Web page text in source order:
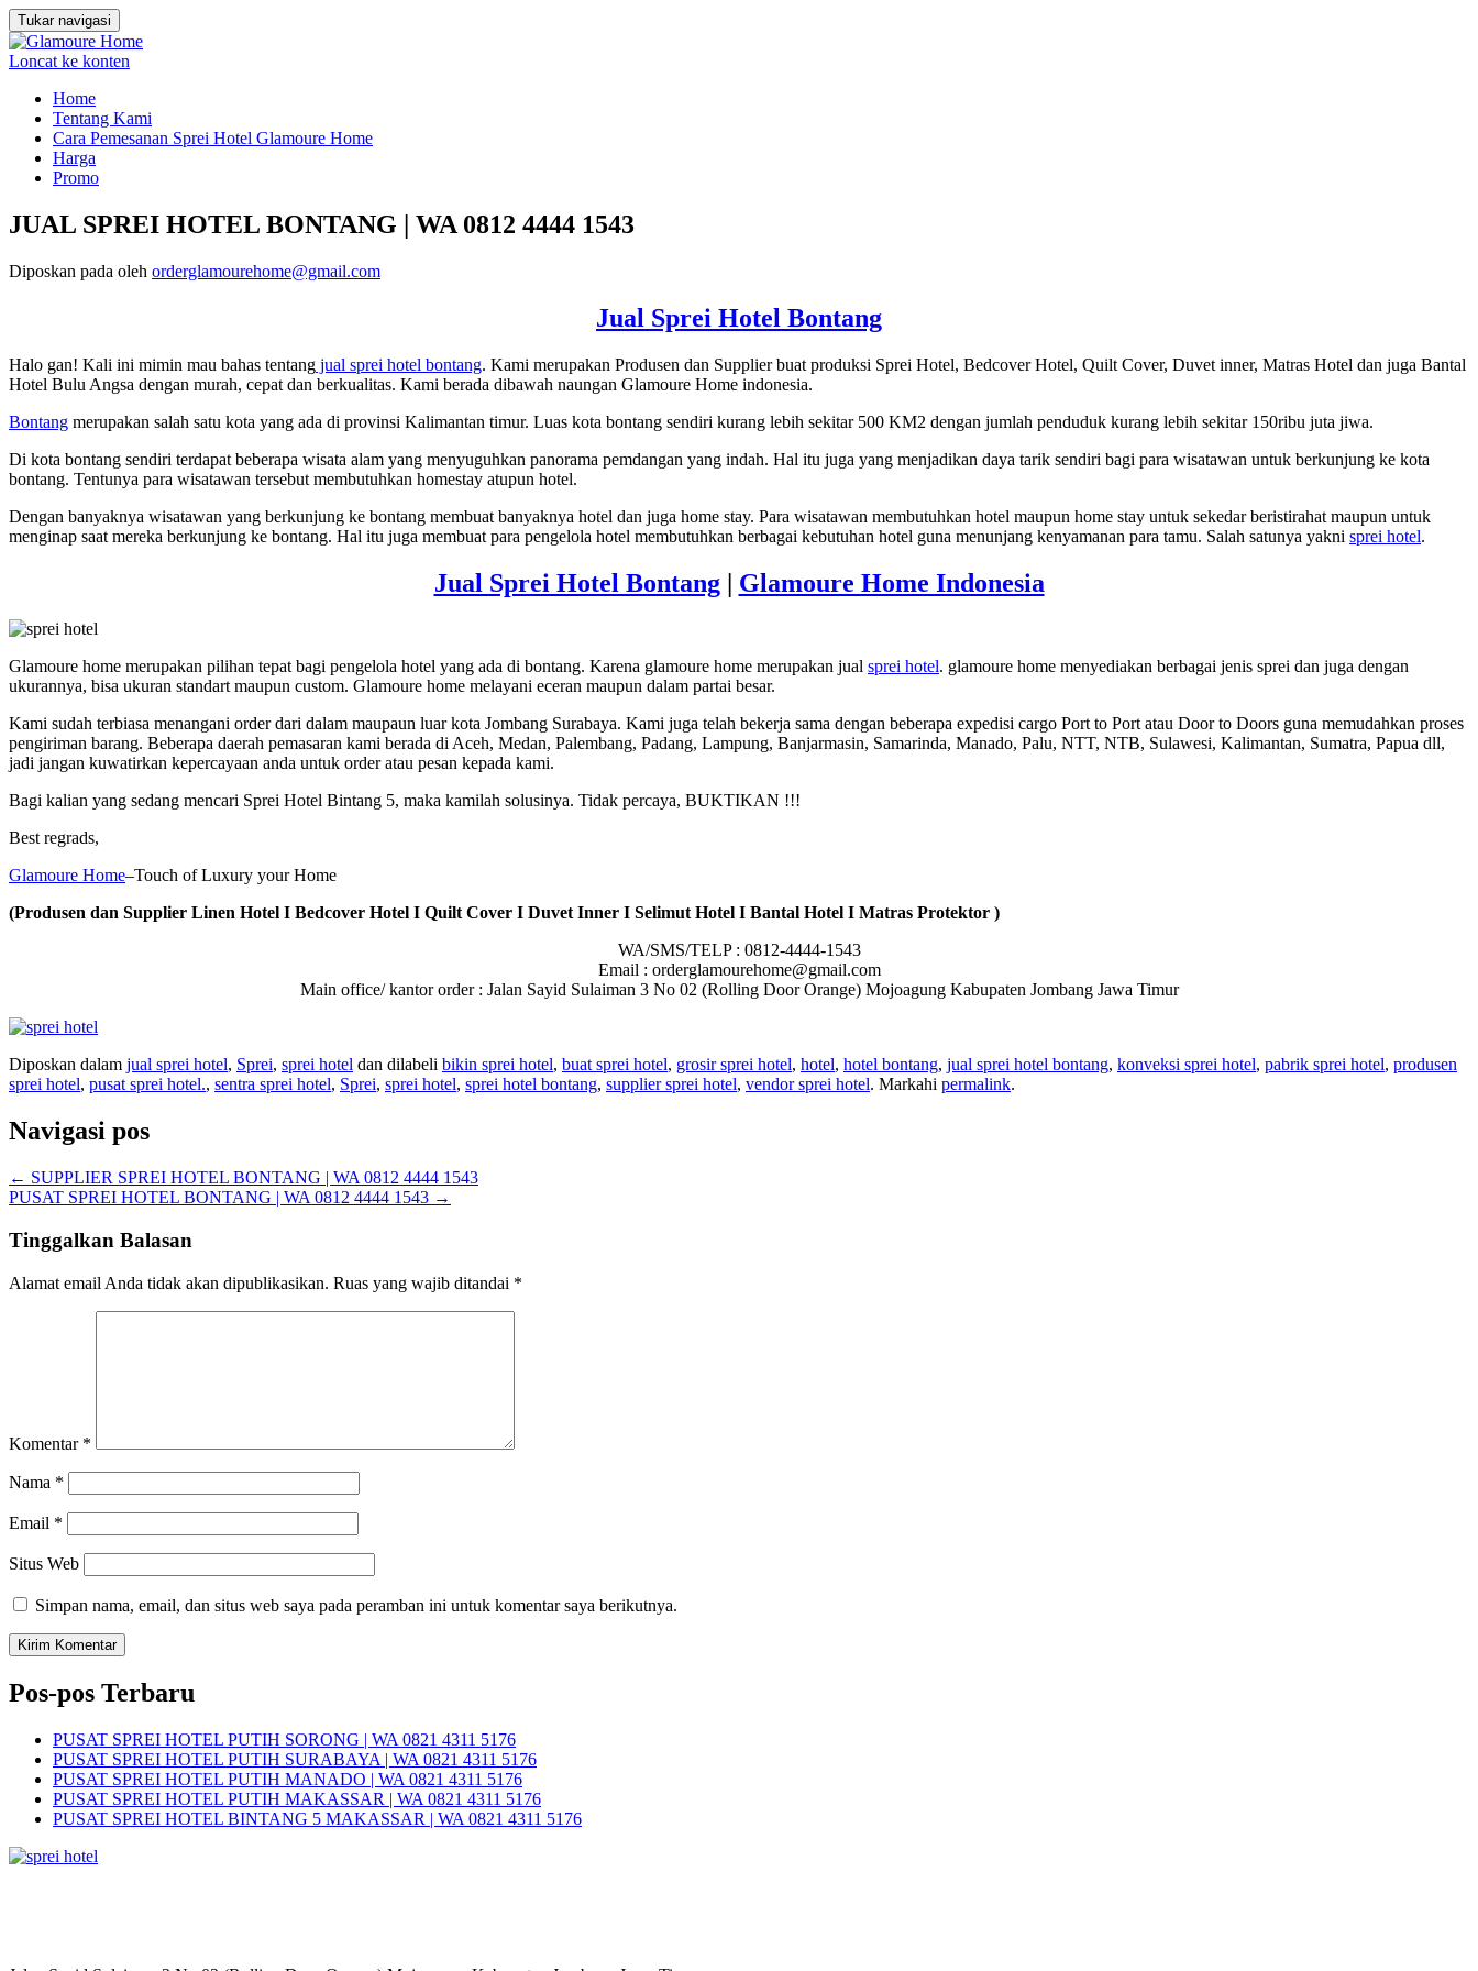
Tukar navigasi
Loncat ke konten
Home
Tentang Kami
Cara Pemesanan Sprei Hotel Glamoure Home
Harga
Promo
JUAL SPREI HOTEL BONTANG | WA 0812 4444 1543
Diposkan pada oleh orderglamourehome@gmail.com
Jual Sprei Hotel Bontang
Halo gan! Kali ini mimin mau bahas tentang jual sprei hotel bontang. Kami merupakan Produsen dan Supplier buat produksi Sprei Hotel, Bedcover Hotel, Quilt Cover, Duvet inner, Matras Hotel dan juga Bantal
Hotel Bulu Angsa dengan murah, cepat dan berkualitas. Kami berada dibawah naungan Glamoure Home indonesia.
Bontang merupakan salah satu kota yang ada di provinsi Kalimantan timur. Luas kota bontang sendiri kurang lebih sekitar 500 KM2 dengan jumlah penduduk kurang lebih sekitar 150ribu juta jiwa.
Di kota bontang sendiri terdapat beberapa wisata alam yang menyuguhkan panorama pemdangan yang indah. Hal itu juga yang menjadikan daya tarik sendiri bagi para wisatawan untuk berkunjung ke kota
bontang. Tentunya para wisatawan tersebut membutuhkan homestay atupun hotel.
Dengan banyaknya wisatawan yang berkunjung ke bontang membuat banyaknya hotel dan juga home stay. Para wisatawan membutuhkan hotel maupun home stay untuk sekedar beristirahat maupun untuk
menginap saat mereka berkunjung ke bontang. Hal itu juga membuat para pengelola hotel membutuhkan berbagai kebutuhan hotel guna menunjang kenyamanan para tamu. Salah satunya yakni sprei hotel.
Jual Sprei Hotel Bontang| Glamoure Home Indonesia
Glamoure home merupakan pilihan tepat bagi pengelola hotel yang ada di bontang. Karena glamoure home merupakan jual sprei hotel. glamoure home menyediakan berbagai jenis sprei dan juga dengan
ukurannya, bisa ukuran standart maupun custom. Glamoure home melayani eceran maupun dalam partai besar.
Kami sudah terbiasa menangani order dari dalam maupaun luar kota Jombang Surabaya. Kami juga telah bekerja sama dengan beberapa expedisi cargo Port to Port atau Door to Doors guna memudahkan proses
pengiriman barang. Beberapa daerah pemasaran kami berada di Aceh, Medan, Palembang, Padang, Lampung, Banjarmasin, Samarinda, Manado, Palu, NTT, NTB, Sulawesi, Kalimantan, Sumatra, Papua dll,
jadi jangan kuwatirkan kepercayaan anda untuk order atau pesan kepada kami.
Bagi kalian yang sedang mencari Sprei Hotel Bintang 5, maka kamilah solusinya. Tidak percaya, BUKTIKAN !!!
Best regrads,
Glamoure Home–Touch of Luxury your Home
(Produsen dan Supplier Linen Hotel I Bedcover Hotel I Quilt Cover I Duvet Inner I Selimut Hotel I Bantal Hotel I Matras Protektor )
WA/SMS/TELP : 0812-4444-1543
Email : orderglamourehome@gmail.com
Main office/ kantor order : Jalan Sayid Sulaiman 3 No 02 (Rolling Door Orange) Mojoagung Kabupaten Jombang Jawa Timur
Diposkan dalam jual sprei hotel, Sprei, sprei hotel dan dilabeli bikin sprei hotel, buat sprei hotel, grosir sprei hotel, hotel, hotel bontang, jual sprei hotel bontang, konveksi sprei hotel, pabrik sprei hotel, produsen
sprei hotel, pusat sprei hotel., sentra sprei hotel, Sprei, sprei hotel, sprei hotel bontang, supplier sprei hotel, vendor sprei hotel. Markahi permalink.
Navigasi pos
← SUPPLIER SPREI HOTEL BONTANG | WA 0812 4444 1543
PUSAT SPREI HOTEL BONTANG | WA 0812 4444 1543 →
Tinggalkan Balasan
Alamat email Anda tidak akan dipublikasikan. Ruas yang wajib ditandai *
Komentar *
Nama *
Email *
Situs Web
Simpan nama, email, dan situs web saya pada peramban ini untuk komentar saya berikutnya.
Pos-pos Terbaru
PUSAT SPREI HOTEL PUTIH SORONG | WA 0821 4311 5176
PUSAT SPREI HOTEL PUTIH SURABAYA | WA 0821 4311 5176
PUSAT SPREI HOTEL PUTIH MANADO | WA 0821 4311 5176
PUSAT SPREI HOTEL PUTIH MAKASSAR | WA 0821 4311 5176
PUSAT SPREI HOTEL BINTANG 5 MAKASSAR | WA 0821 4311 5176